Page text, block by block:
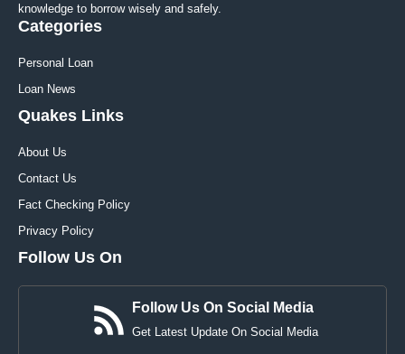
knowledge to borrow wisely and safely.
Categories
Personal Loan
Loan News
Quakes Links
About Us
Contact Us
Fact Checking Policy
Privacy Policy
Follow Us On
Follow Us On Social Media
Get Latest Update On Social Media